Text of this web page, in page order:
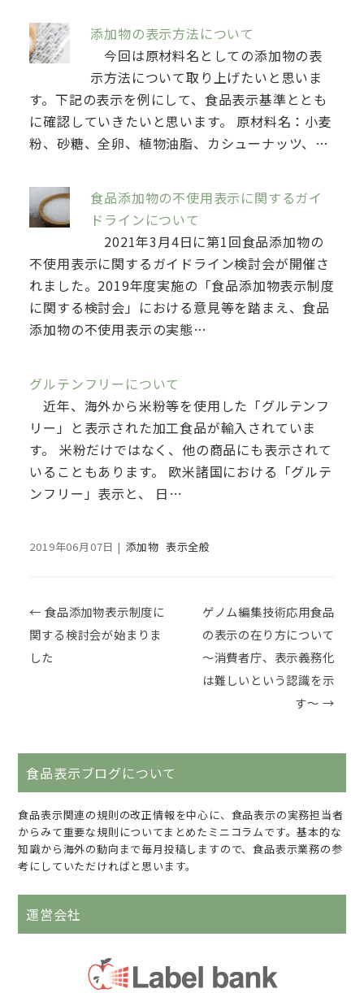
添加物の表示方法について
今回は原材料名としての添加物の表
示方法について取り上げたいと思いま
す。下記の表示を例にして、食品表示基準ととも
に確認していきたいと思います。 原材料名：小麦
粉、砂糖、全卵、植物油脂、カシューナッツ、…
食品添加物の不使用表示に関するガイ
ドラインについて
2021年3月4日に第1回食品添加物の
不使用表示に関するガイドライン検討会が開催さ
れました。2019年度実施の「食品添加物表示制度
に関する検討会」における意見等を踏まえ、食品
添加物の不使用表示の実態…
グルテンフリーについて
近年、海外から米粉等を使用した「グルテンフ
リー」と表示された加工食品が輸入されていま
す。 米粉だけではなく、他の商品にも表示されて
いることもあります。 欧米諸国における「グルテ
ンフリー」表示と、 日…
2019年06月07日 | 添加物 表示全般
Post navigation
← 食品添加物表示制度に
関する検討会が始まりま
した
ゲノム編集技術応用食品
の表示の在り方について
～消費者庁、表示義務化
は難しいという認識を示
す～ →
食品表示ブログについて
食品表示関連の規則の改正情報を中心に、食品表示の実務担当者
からみて重要な規則についてまとめたミニコラムです。基本的な
知識から海外の動向まで毎月投稿しますので、食品表示業務の参
考にしていただければと思います。
運営会社